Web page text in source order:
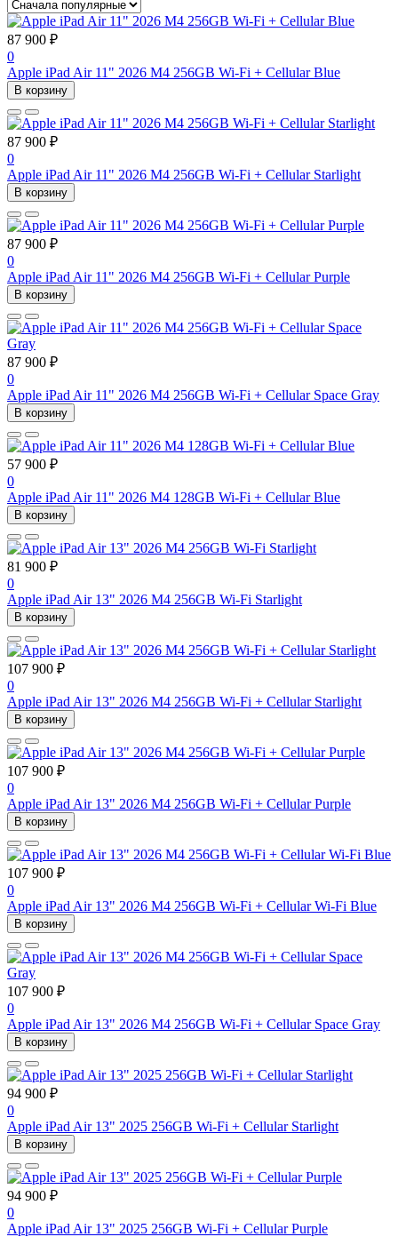
87 900 ₽
0
Apple iPad Air 11" 2026 M4 256GB Wi-Fi + Cellular Blue
В корзину
87 900 ₽
0
Apple iPad Air 11" 2026 M4 256GB Wi-Fi + Cellular Starlight
В корзину
87 900 ₽
0
Apple iPad Air 11" 2026 M4 256GB Wi-Fi + Cellular Purple
В корзину
87 900 ₽
0
Apple iPad Air 11" 2026 M4 256GB Wi-Fi + Cellular Space Gray
В корзину
57 900 ₽
0
Apple iPad Air 11" 2026 M4 128GB Wi-Fi + Cellular Blue
В корзину
81 900 ₽
0
Apple iPad Air 13" 2026 M4 256GB Wi-Fi Starlight
В корзину
107 900 ₽
0
Apple iPad Air 13" 2026 M4 256GB Wi-Fi + Cellular Starlight
В корзину
107 900 ₽
0
Apple iPad Air 13" 2026 M4 256GB Wi-Fi + Cellular Purple
В корзину
107 900 ₽
0
Apple iPad Air 13" 2026 M4 256GB Wi-Fi + Cellular Wi-Fi Blue
В корзину
107 900 ₽
0
Apple iPad Air 13" 2026 M4 256GB Wi-Fi + Cellular Space Gray
В корзину
94 900 ₽
0
Apple iPad Air 13" 2025 256GB Wi-Fi + Cellular Starlight
В корзину
94 900 ₽
0
Apple iPad Air 13" 2025 256GB Wi-Fi + Cellular Purple